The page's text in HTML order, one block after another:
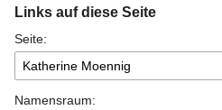
Navigation
springen
Suche
springen
Links auf diese Seite
Seite:
Namensraum: